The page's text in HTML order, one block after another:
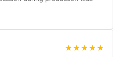
★★★★★
★★★★★